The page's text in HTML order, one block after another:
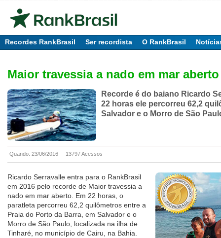
Recordes RankBrasil Ser recordista O RankBrasil
Maior travessia a nado em mar aberto
Recorde é do baiano Ricardo
22 horas ele percorreu 62,2
Salvador e o Morro de São
Quando: 23/06/2016 13797 Acessos
Ricardo Serravalle entra para o RankBrasil
em 2016 pelo recorde de Maior travessia a
nado em mar aberto. Em 22 horas, o
paratleta percorreu 62,2 quilômetros entre a
Praia do Porto da Barra, em Salvador e o
Morro de São Paulo, localizada na ilha de
Tinharé, no município de Cairu, na Bahia.